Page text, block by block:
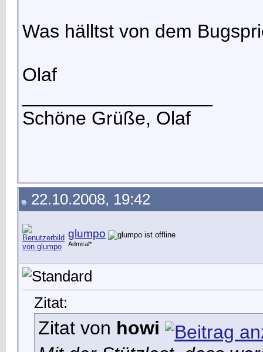
Was hälltst von dem
Olaf
Schöne Grüße, Olaf
22.10.2008, 19:42
glumpo
Admiral*
Zitat:
Zitat von howi